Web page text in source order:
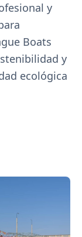
y
Boats
y
ecológica